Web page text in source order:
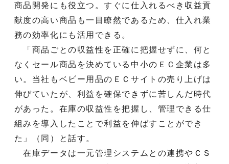
商品開発にも役立つ。すぐに仕入れるべき収益貢
献度の高い商品も一目瞭然であるため、仕入れ業
務の効率化にも活用できる。
「商品ごとの収益性を正確に把握せずに、何と
なくセール商品を決めている中小のＥＣ企業は多
い。当社もベビー用品のＥＣサイトの売り上げは
伸びていたが、利益を確保できずに苦しんだ時代
があった。在庫の収益性を把握し、管理できる仕
組みを導入したことで利益を伸ばすことができ
た」（同）と話す。
在庫データは一元管理システムとの連携やＣＳ